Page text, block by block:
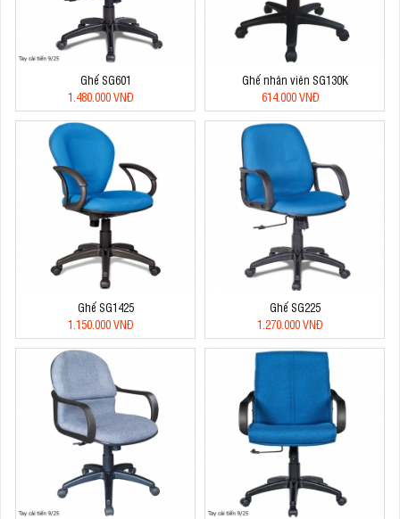
Ghế SG601
1.480.000 VNĐ
Ghế nhân viên SG130K
614.000 VNĐ
Ghế SG1425
1.150.000 VNĐ
Ghế SG225
1.270.000 VNĐ